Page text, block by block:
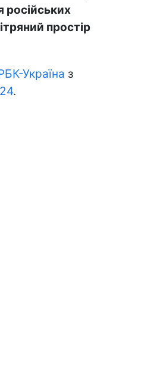
російських
простір
Україна з
.